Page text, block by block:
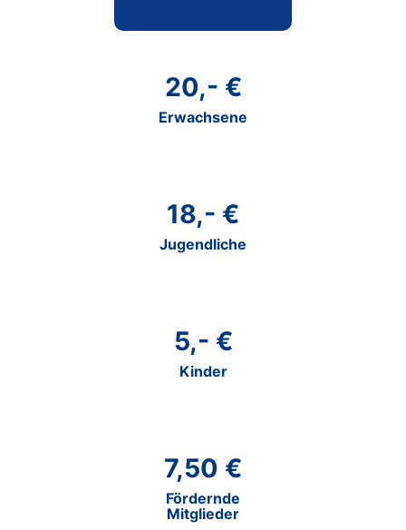
20,- €
Erwachsene
18,- €
Jugendliche
5,- €
Kinder
7,50 €
Fördernde
Mitglieder